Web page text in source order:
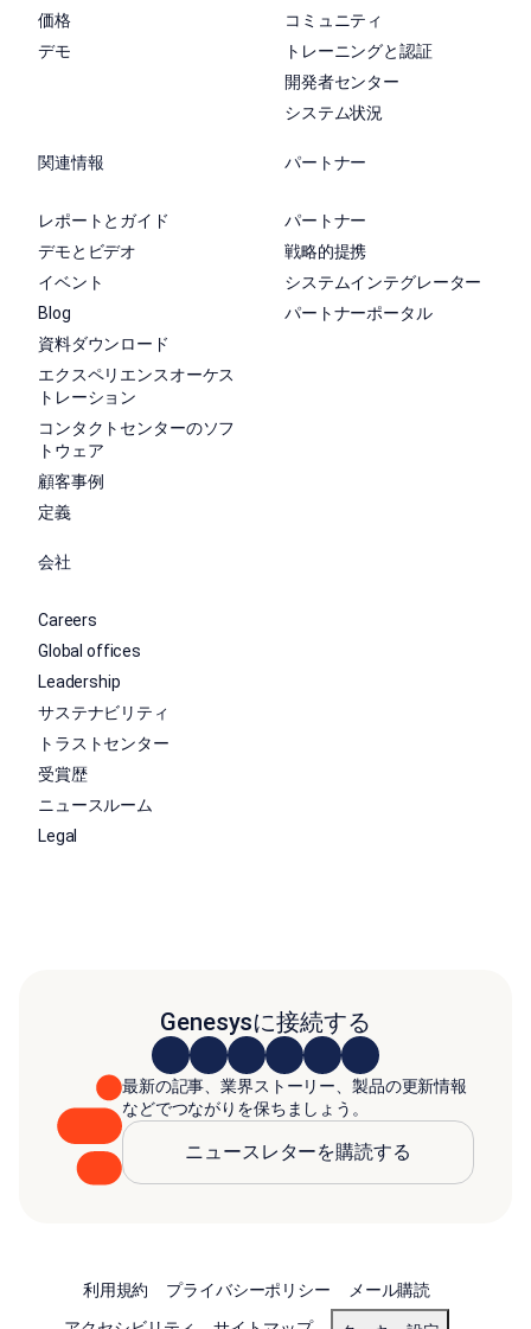
価格
デモ
コミュニティ
トレーニングと認証
開発者センター
システム状況
関連情報
レポートとガイド
デモとビデオ
イベント
Blog
資料ダウンロード
エクスペリエンスオーケス
トレーション
コンタクトセンターのソフ
トウェア
顧客事例
定義
パートナー
パートナー
戦略的提携
システムインテグレーター
パートナーポータル
会社
Careers
Global offices
Leadership
サステナビリティ
トラストセンター
受賞歴
ニュースルーム
Legal
Genesysに接続する
最新の記事、業界ストーリー、製品の更新情報
などでつながりを保ちましょう。
ニュースレターを購読する
利用規約 プライバシーポリシー
メール購読